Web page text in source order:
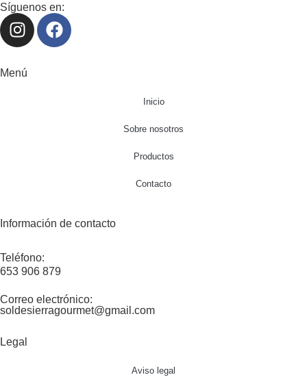
Síguenos en:
Menú
Inicio
Sobre nosotros
Productos
Contacto
Información de contacto
Teléfono:
653 906 879
Correo electrónico:
soldesierragourmet@gmail.com
Legal
Aviso legal